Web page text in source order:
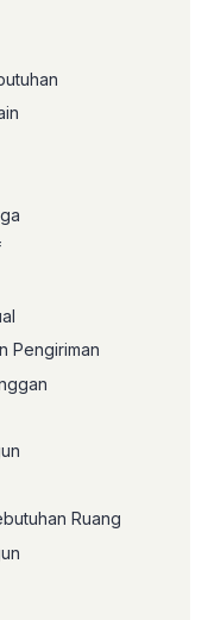
Pengiriman
Ruang